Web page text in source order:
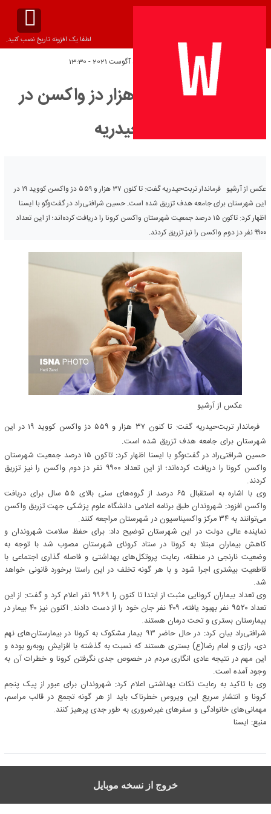
لطفا یک افزونه تاریخ نصب کنید.
تاریخ انتشار:
تزریق بیش از ۳۷ هزار دز واکسن در
تربت‌حیدریه
عکس از آرشیو فرماندار تربت‌حیدریه گفت: تا کنون ۳۷ هزار و ۵۵۹ دز واکسن کووید ۱۹ در
این شهرستان برای جامعه هدف تزریق شده است. حسین شرافتی‌راد در گفت‌وگو با ایسنا
اظهار کرد: تاکون ۱۵ درصد جمعیت شهرستان واکسن کرونا را دریافت کرده‌اند؛ از این تعداد
۹۹۰۰ نفر دز دوم واکسن را نیز تزریق کردند.
عکس از آرشیو
فرماندار تربت‌حیدریه گفت: تا کنون ۳۷ هزار و ۵۵۹ دز واکسن کووید ۱۹ در این
شهرستان برای جامعه هدف تزریق شده است.
حسین شرافتی‌راد در گفت‌وگو با ایسنا اظهار کرد: تاکون ۱۵ درصد جمعیت شهرستان
واکسن کرونا را دریافت کرده‌اند؛ از این تعداد ۹۹۰۰ نفر دز دوم واکسن را نیز تزریق
کردند.
وی با اشاره به استقبال ۶۵ درصد از گروه‌های سنی بالای ۵۵ سال برای دریافت
واکسن افزود: شهروندان طبق برنامه اعلامی دانشگاه علوم پزشکی جهت تزریق واکسن
می‌توانند به ۳۴ مرکز واکسیناسیون در شهرستان مراجعه کنند.
نماینده عالی دولت در این شهرستان توضیح داد: برای حفظ سلامت شهروندان و
کاهش بیماران مبتلا به کرونا در ستاد کرونای شهرستان مصوب شد با توجه به
وضعیت نارنجی در منطقه، رعایت پروتکل‌های بهداشتی و فاصله گذاری اجتماعی با
قاطعیت بیشتری اجرا شود و با هر گونه تخلف در این راستا برخورد قانونی خواهد
شد.
وی تعداد بیماران کرونایی مثبت از ابتدا تا کنون را ۹۹۶۹ نفر اعلام کرد و گفت: از این
تعداد ۹۵۲۰ نفر بهبود یافته، ۴۰۹ نفر جان خود را از دست دادند. اکنون نیز ۴۰ بیمار در
بیمارستان بستری و تحت درمان هستند.
شرافتی‌راد بیان کرد: در حال حاضر ۹۳ بیمار مشکوک به کرونا در بیمارستان‌های نهم
دی، رازی و امام رضا(ع) بستری هستند که نسبت به گذشته با افزایش روبه‌رو بوده و
این مهم در نتیجه عادی انگاری مردم در خصوص جدی نگرفتن کرونا و خطرات آن به
وجود آمده است.
وی با تاکید به رعایت نکات بهداشتی اعلام کرد: شهروندان برای عبور از پیک پنجم
کرونا و انتشار سریع این ویروس خطرناک باید از هر گونه تجمع در قالب مراسم،
مهمانی‌های خانوادگی و سفرهای غیرضروری به طور جدی پرهیز کنند.
منبع: ايسنا
خروج از نسخه موبایل